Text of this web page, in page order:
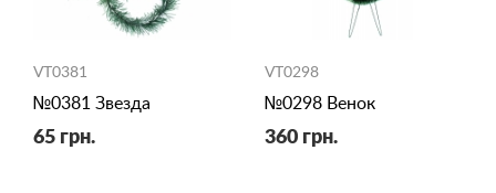
VT0381
№0381 Звезда
65 грн.
VT0298
№0298 Венок
360 грн.